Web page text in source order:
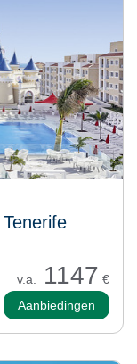
v.a. 1147 €
Aanbiedingen